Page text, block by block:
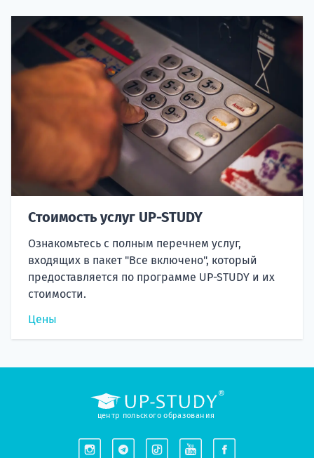
Стоимость услуг UP-STUDY
Ознакомьтесь с полным перечнем услуг,
входящих в пакет "Все включено", который
предоставляется по программе UP-STUDY и их
стоимости.
Цены
центр польского образования